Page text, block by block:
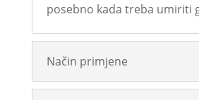
posebno kada treba umiriti
Način primjene